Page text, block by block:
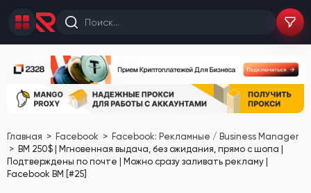
Главная Facebook
Facebook: Рекламные / Business Manager
BM 250$ | Мгновенная выдача, без ожидания, прямо с шопа |
Подтверждены по почте | Можно сразу заливать рекламу |
Facebook BM [#25]